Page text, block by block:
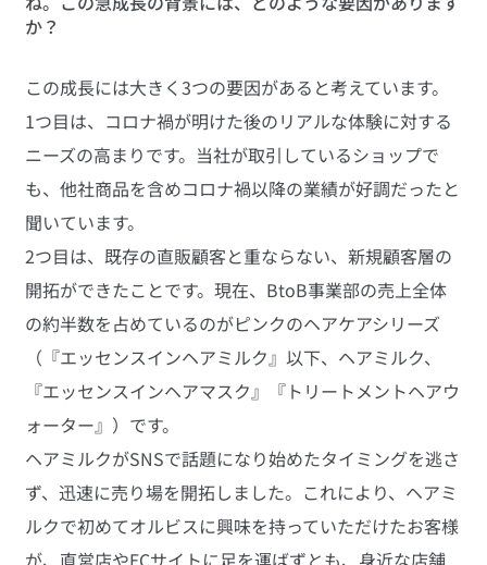
か？
この成長には大きく3つの要因があると考えています。
1つ目は、コロナ禍が明けた後のリアルな体験に対する
ニーズの高まりです。当社が取引しているショップで
も、他社商品を含めコロナ禍以降の業績が好調だったと
聞いています。
2つ目は、既存の直販顧客と重ならない、新規顧客層の
開拓ができたことです。現在、BtoB事業部の売上全体
の約半数を占めているのがピンクのヘアケアシリーズ
（『エッセンスインヘアミルク』以下、ヘアミルク、
『エッセンスインヘアマスク』『トリートメントヘアウ
ォーター』）です。
ヘアミルクがSNSで話題になり始めたタイミングを逃さ
ず、迅速に売り場を開拓しました。これにより、ヘアミ
ルクで初めてオルビスに興味を持っていただけたお客様
が、直営店やECサイトに足を運ばずとも、身近な店舗